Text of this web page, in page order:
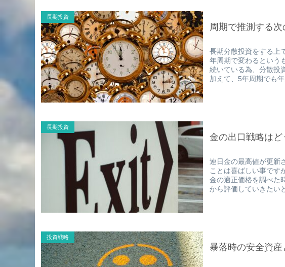
長期投資
周期で推測する次
長期分散投資をする上
年周期で変わるという
続いている為、分散投
加えて、5年周期でも
長期投資
金の出口戦略は
連日金の最高値が更新
ことは喜ばしい事です
金の適正価格を調べた
から評価していきたい
投資戦略
暴落時の安全資